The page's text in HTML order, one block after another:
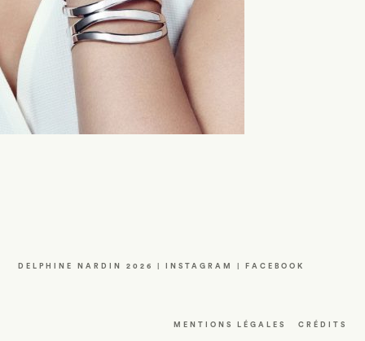
DELPHINE NARDIN 2026 | INSTAGRAM FACEBOOK
MENTIONS LÉGALES CRÉDITS